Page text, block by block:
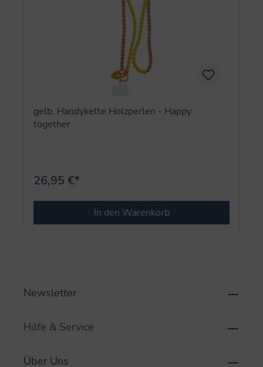
gelb, Handykette Holzperlen - Happy
together
26,95 €*
In den Warenkorb
Newsletter
Hilfe & Service
Über Uns